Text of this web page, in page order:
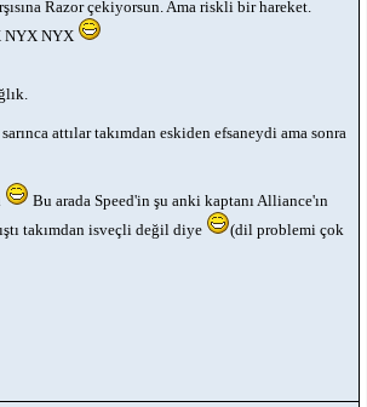
Razor çekiyorsun. Ama riskli bir hareket.
NYX NYX
attılar takımdan eskiden efsaneydi ama sonra
Bu arada Speed'in şu anki kaptanı Alliance'ın
takımdan isveçli değil diye
(dil problemi çok